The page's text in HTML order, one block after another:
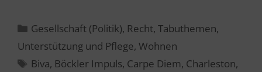
Kategorien
Gesellschaft (Politik), Recht,Tabuthemen,
Unterstützung und Pflege, Wohnen
Schlagwörter
Biva, Böckler Impuls, Carpe Diem, Charleston,